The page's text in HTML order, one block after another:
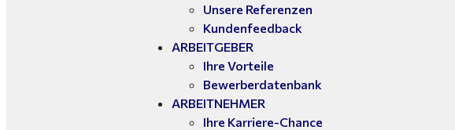
Unsere Referenzen
Kundenfeedback
ARBEITGEBER
Ihre Vorteile
Bewerberdatenbank
ARBEITNEHMER
Ihre Karriere-Chance